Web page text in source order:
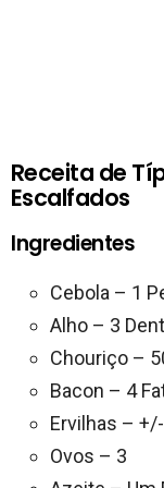
Receita de
Escalfados
Ingredientes
Cebola – 1
Alho – 3
Chouriço –
Bacon – 4
Ervilhas –
Ovos – 3